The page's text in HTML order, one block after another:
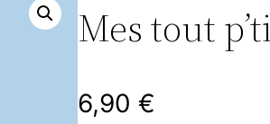
Mes tout
6,90 €